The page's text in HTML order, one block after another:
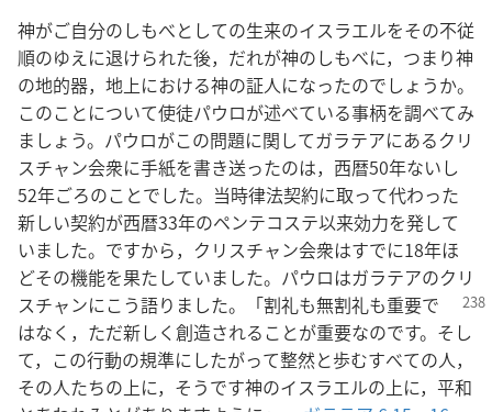
神がご自分のしもべとしての生来のイスラエルをその不従
順のゆえに退けられた後，だれが神のしもべに，つまり神
の地的器，地上における神の証人になったのでしょうか。
このことについて使徒パウロが述べている事柄を調べてみ
ましょう。パウロがこの問題に関してガラテアにあるクリ
スチャン会衆に手紙を書き送ったのは，西暦50年ないし
52年ごろのことでした。当時律法契約に取って代わった
新しい契約が西暦33年のペンテコステ以来効力を発して
いました。ですから，クリスチャン会衆はすでに18年ほ
どその機能を果たしていました。パウロはガラテアのクリ
スチャンにこう語りました。「割礼も無割礼も重要で
はなく，ただ新しく創造されることが重要なのです。そし
て，この行動の規準にしたがって整然と歩むすべての人，
その人たちの上に，そうです神のイスラエルの上に，平和